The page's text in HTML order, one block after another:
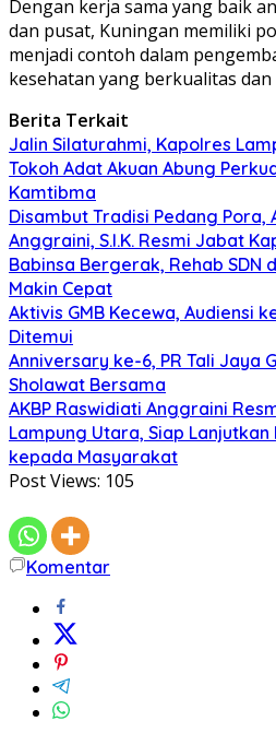
Dengan kerja sama yang baik
dan pusat, Kuningan memiliki
menjadi contoh dalam
kesehatan yang berkualitas
Berita Terkait
Jalin Silaturahmi, Kapolres
Tokoh Adat Akuan Abung
Kamtibma
Disambut Tradisi Pedang Pora,
Anggraini, S.I.K. Resmi Jabat
Babinsa Bergerak, Rehab SDN
Makin Cepat
Aktivis GMB Kecewa, Audiensi
Ditemui
Anniversary ke-6, PR Tali Jaya
Sholawat Bersama
AKBP Raswidiati Anggraini
Lampung Utara, Siap Lanjutkan
kepada Masyarakat
Post Views: 105
Komentar